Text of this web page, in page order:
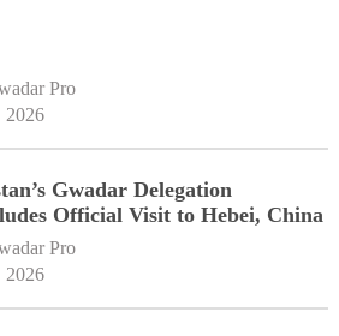
Pro
2026
Gwadar Delegation
Official Visit to Hebei, China
Pro
2026